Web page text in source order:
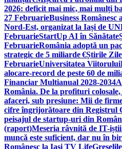
2026: deficit mai mic, mai mulți
27 FebruarieBusiness
Nord-Est, organizat la Iași de
FebruarieStartUp AI în Sănătate
FebruarieRomânia adoptă un
strategic de 5 miliarde €Știrile
FebruarieUniversitatea Viitorului
alocare-record de peste 60 de
Financiar Multianual 2028-2034
România. De la profituri
afaceri, sub presiune: Mii de
cifre îngrijorătoare din Registrul
peisajul de startup-uri din
(raport)Meseria râvnită de IT-
muncă este suficient, dar nu în
Românesc la Iași TV Life